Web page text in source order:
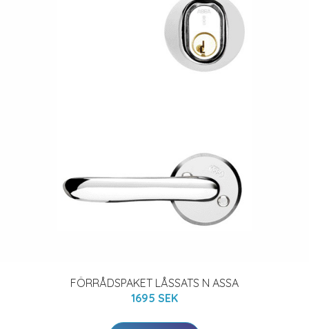
FÖRRÅDSPAKET LÅSSATS N ASSA
1695 SEK